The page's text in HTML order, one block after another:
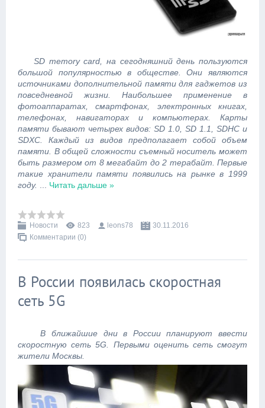
SD memory card, на сегодняшний день пользуются
большой популярностью в обществе. Они являются
источниками дополнительной памяти для гаджетов из
повседневной жизни. Наибольшее применение в
фотоаппаратах, смартфонах, электронных книгах,
телефонах, навигаторах и компьютерах. Карты
памяти бывают четырех видов: SD 1.0, SD 1.1, SDHC и
SDXC. Каждый из видов предполагает собой объем
памяти. В общей сложности съемный носитель может
быть размером от 8 мегабайт до 2 терабайт. Первые
такие хранители памяти появились на рынке в 1999
году.
Читать дальше »
Новости 823 leons78
30.11.2016
Комментарии (0)
В России появилась скоростная
сеть 5G
В ближайшие дни в России планируют ввести
скоростную сеть 5G. Первыми оценить сеть смогут
жители Москвы.